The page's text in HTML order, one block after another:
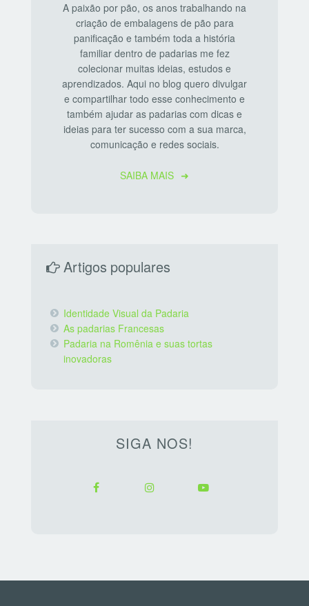
A paixão por pão, os anos trabalhando na
criação de embalagens de pão para
panificação e também toda a história
familiar dentro de padarias me fez
colecionar muitas ideias, estudos e
aprendizados. Aqui no blog quero divulgar
e compartilhar todo esse conhecimento e
também ajudar as padarias com dicas e
ideias para ter sucesso com a sua marca,
comunicação e redes sociais.
SAIBA MAIS
Artigos populares
Identidade Visual da Padaria
As padarias Francesas
Padaria na Romênia e suas tortas
inovadoras
SIGA NOS!